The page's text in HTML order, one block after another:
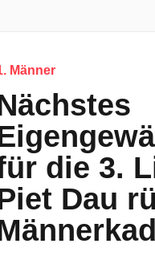
Männer
die 3.
Dau